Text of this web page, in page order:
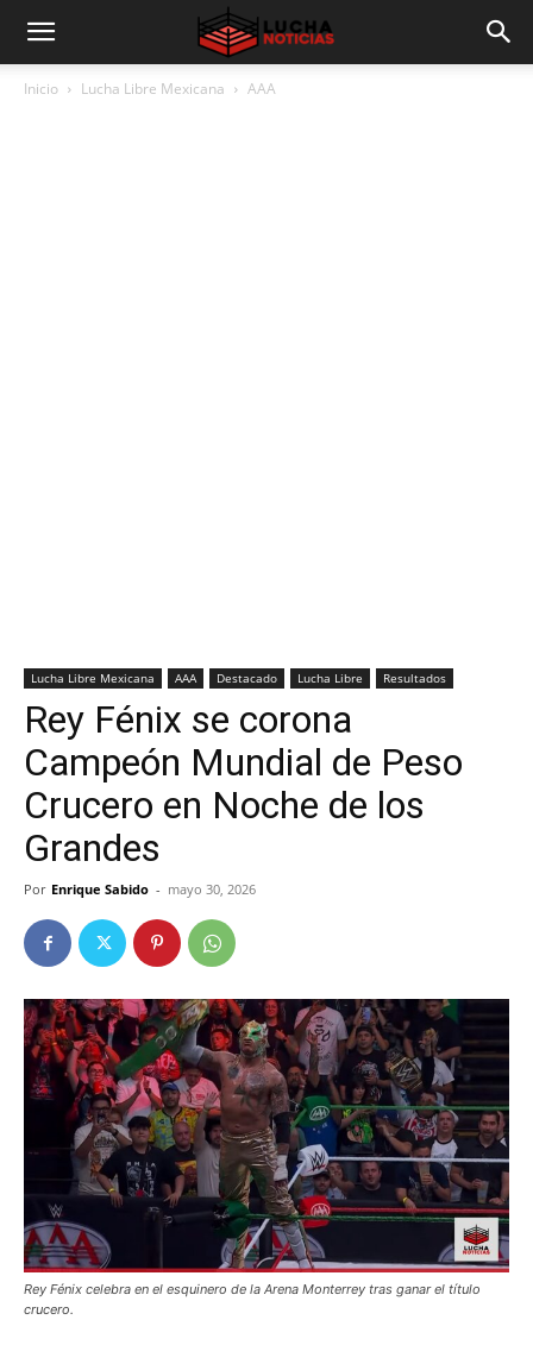
Inicio Lucha Libre Mexicana AAA
Lucha Libre Mexicana AAA Destacado Lucha Libre Resultados
Rey Fénix se corona
Campeón Mundial de Peso
Crucero en Noche de los
Grandes
Por Enrique Sabido - mayo 30, 2026
Rey Fénix celebra en el esquinero de la Arena Monterrey tras ganar el título
crucero.